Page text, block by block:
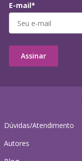
Dúvidas/Atendimento
Autores
E-mail*
Assinar